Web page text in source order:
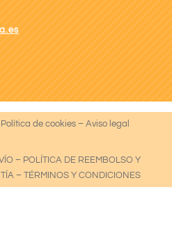
Política de cookies– Aviso legal
– POLÍTICA DE REEMBOLSO Y
–TÉRMINOS Y CONDICIONES